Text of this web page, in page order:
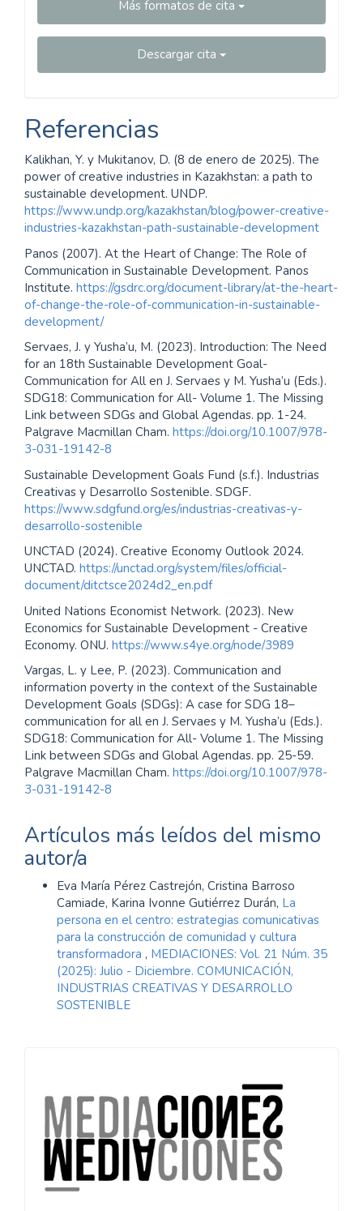
Más formatos de cita
Descargar cita
Referencias
Kalikhan, Y. y Mukitanov, D. (8 de enero de 2025). The
power of creative industries in Kazakhstan: a path to
sustainable development. UNDP.
https://www.undp.org/kazakhstan/blog/power-creative-
industries-kazakhstan-path-sustainable-development
Panos (2007). At the Heart of Change: The Role of
Communication in Sustainable Development. Panos
Institute. https://gsdrc.org/document-library/at-the-heart-
of-change-the-role-of-communication-in-sustainable-
development/
Servaes, J. y Yusha’u, M. (2023). Introduction: The Need
for an 18th Sustainable Development Goal-
Communication for All en J. Servaes y M. Yusha’u (Eds.).
SDG18: Communication for All- Volume 1. The Missing
Link between SDGs and Global Agendas. pp. 1-24.
Palgrave Macmillan Cham. https://doi.org/10.1007/978-
3-031-19142-8
Sustainable Development Goals Fund (s.f.). Industrias
Creativas y Desarrollo Sostenible. SDGF.
https://www.sdgfund.org/es/industrias-creativas-y-
desarrollo-sostenible
UNCTAD (2024). Creative Economy Outlook 2024.
UNCTAD. https://unctad.org/system/files/official-
document/ditctsce2024d2_en.pdf
United Nations Economist Network. (2023). New
Economics for Sustainable Development - Creative
Economy. ONU. https://www.s4ye.org/node/3989
Vargas, L. y Lee, P. (2023). Communication and
information poverty in the context of the Sustainable
Development Goals (SDGs): A case for SDG 18–
communication for all en J. Servaes y M. Yusha’u (Eds.).
SDG18: Communication for All- Volume 1. The Missing
Link between SDGs and Global Agendas. pp. 25-59.
Palgrave Macmillan Cham. https://doi.org/10.1007/978-
3-031-19142-8
Artículos más leídos del mismo
autor/a
Eva María Pérez Castrejón, Cristina Barroso
Camiade, Karina Ivonne Gutiérrez Durán, La
persona en el centro: estrategias comunicativas
para la construcción de comunidad y cultura
transformadora , MEDIACIONES: Vol. 21 Núm. 35
(2025): Julio - Diciembre. COMUNICACIÓN,
INDUSTRIAS CREATIVAS Y DESARROLLO
SOSTENIBLE